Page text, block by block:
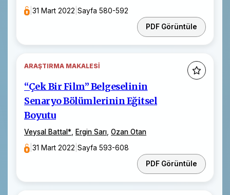
|31 Mart 2022 |Sayfa 580-592
PDF Görüntüle
ARAŞTIRMA MAKALESI
“Çek Bir Film” Belgeselinin
Senaryo Bölümlerinin Eğitsel
Boyutu
Veysal Battal*, Ergin Sarı, Ozan Otan
|31 Mart 2022 |Sayfa 593-608
PDF Görüntüle